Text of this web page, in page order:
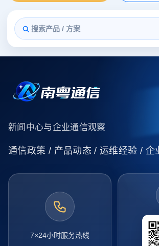
新闻中心与企业通信观察
通信政策 / 产品动态 / 运维经验 / 企
7×24小时服务热线